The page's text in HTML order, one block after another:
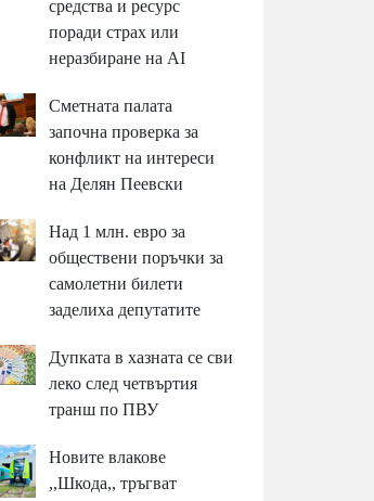
средства и ресурс
поради страх или
неразбиране на AI
Сметната палата
започна проверка за
конфликт на интереси
на Делян Пеевски
Над 1 млн. евро за
обществени поръчки за
самолетни билети
заделиха депутатите
Дупката в хазната се сви
леко след четвъртия
транш по ПВУ
Новите влакове
,,Шкода,, тръгват